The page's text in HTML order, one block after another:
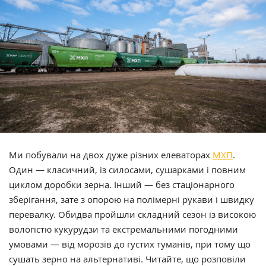
Ми побували на двох дуже різних елеваторах МХП.
Один — класичний, із силосами, сушарками і повним
циклом доробки зерна. Інший — без стаціонарного
зберігання, зате з опорою на полімерні рукави і швидку
перевалку. Обидва пройшли складний сезон із високою
вологістю кукурудзи та екстремальними погодними
умовами — від морозів до густих туманів, при тому що
сушать зерно на альтернативі. Читайте, що розповіли